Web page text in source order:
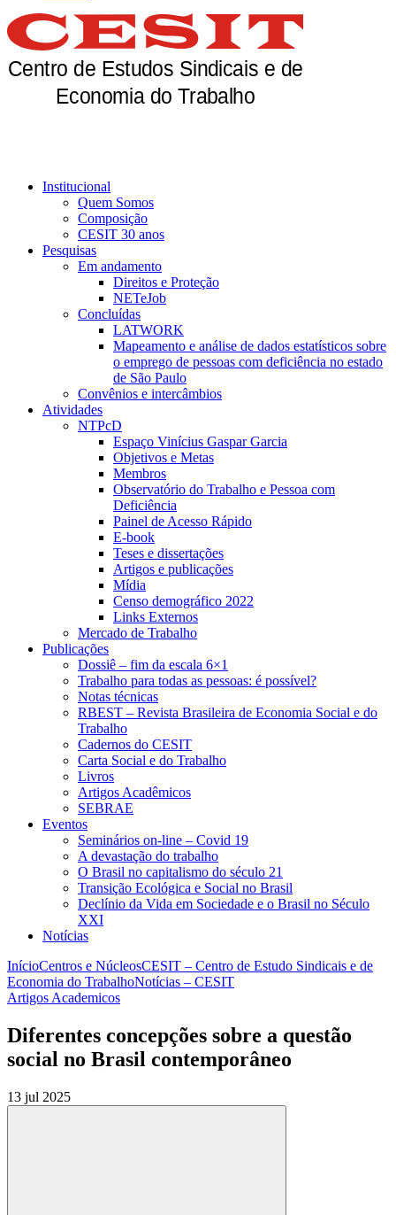
Institucional
Quem Somos
Composição
CESIT 30 anos
Pesquisas
Em andamento
Direitos e Proteção
NETeJob
Concluídas
LATWORK
Mapeamento e análise de dados estatísticos sobre
o emprego de pessoas com deficiência no estado
de São Paulo
Convênios e intercâmbios
Atividades
NTPcD
Espaço Vinícius Gaspar Garcia
Objetivos e Metas
Membros
Observatório do Trabalho e Pessoa com
Deficiência
Painel de Acesso Rápido
E-book
Teses e dissertações
Artigos e publicações
Mídia
Censo demográfico 2022
Links Externos
Mercado de Trabalho
Publicações
Dossiê – fim da escala 6×1
Trabalho para todas as pessoas: é possível?
Notas técnicas
RBEST – Revista Brasileira de Economia Social e do
Trabalho
Cadernos do CESIT
Carta Social e do Trabalho
Livros
Artigos Acadêmicos
SEBRAE
Eventos
Seminários on-line – Covid 19
A devastação do trabalho
O Brasil no capitalismo do século 21
Transição Ecológica e Social no Brasil
Declínio da Vida em Sociedade e o Brasil no Século
XXI
Notícias
InícioCentros e NúcleosCESIT – Centro de Estudo Sindicais e de
Economia do TrabalhoNotícias – CESIT
Artigos Academicos
Diferentes concepções sobre a questão
social no Brasil contemporâneo
13 jul 2025